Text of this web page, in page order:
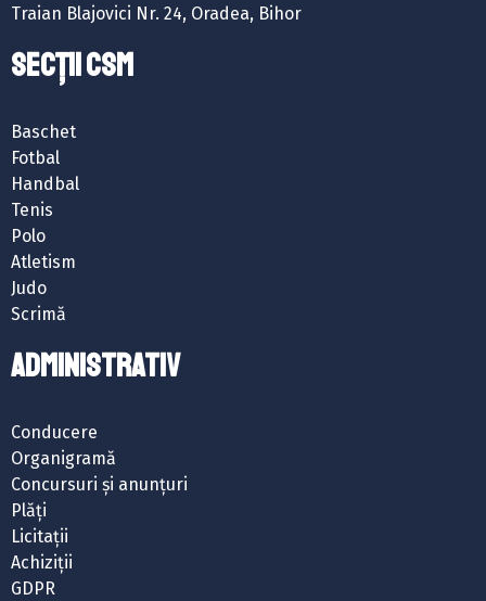
Traian Blajovici Nr. 24, Oradea, Bihor
SECȚII CSM
Baschet
Fotbal
Handbal
Tenis
Polo
Atletism
Judo
Scrimă
ADMINISTRATIV
Conducere
Organigramă
Concursuri și anunțuri
Plăți
Licitații
Achiziții
GDPR